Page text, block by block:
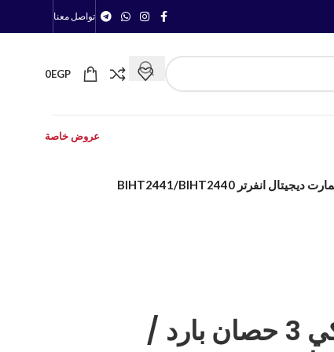
تواصل معنا
0EGP
عروض خاصة
تكييف سبليت بيكو تركي 3 حصان بارد /